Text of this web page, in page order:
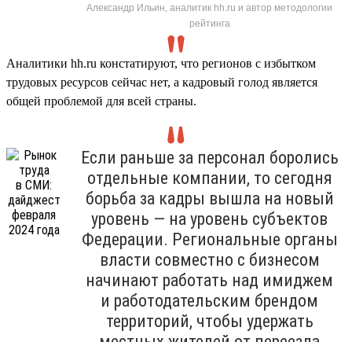
Александр Ильин, аналитик hh.ru и автор методологии
рейтинга
Аналитики hh.ru констатируют, что регионов с избытком
трудовых ресурсов сейчас нет, а кадровый голод является
общей проблемой для всей страны.
Если раньше за персонал боролись
отдельные компании, то сегодня
борьба за кадры вышла на новый
уровень — на уровень субъектов
Федерации. Региональные органы
власти совместно с бизнесом
начинают работать над имиджем
и работодательским брендом
территорий, чтобы удержать